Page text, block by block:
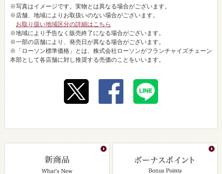
※写真はイメージです。実物とは異なる場合がございます。
※店舗、地域によりお取扱いのない場合がございます。
お取り扱い地域区分の詳細はこちら
※地域により予告なく販売終了になる場合がございます。
※一部の店舗により、発売日が異なる場合がございます。
※「ローソン標準価格」とは、株式会社ローソンがフランチャイズチェーン
本部として各店舗に対し推奨する売価のことをいいます。